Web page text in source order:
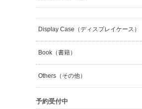
Display Case（ディスプレイケース）
Book（書籍）
Others（その他）
予約受付中